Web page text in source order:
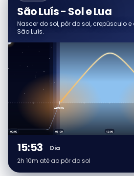
🌅 06:02
00:00 06:00 12:00
São Luís - Sol e Lua
Nascer do sol, pôr do sol, crepúsculo
São Luís.
15:53
Dia
2h 10m até ao pôr do sol